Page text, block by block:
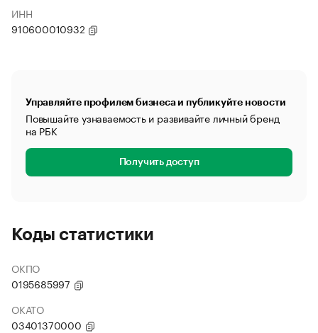
ИНН
910600010932
Управляйте профилем бизнеса и публикуйте новости
Повышайте узнаваемость и развивайте личный бренд
на РБК
Получить доступ
Коды статистики
ОКПО
0195685997
ОКАТО
03401370000